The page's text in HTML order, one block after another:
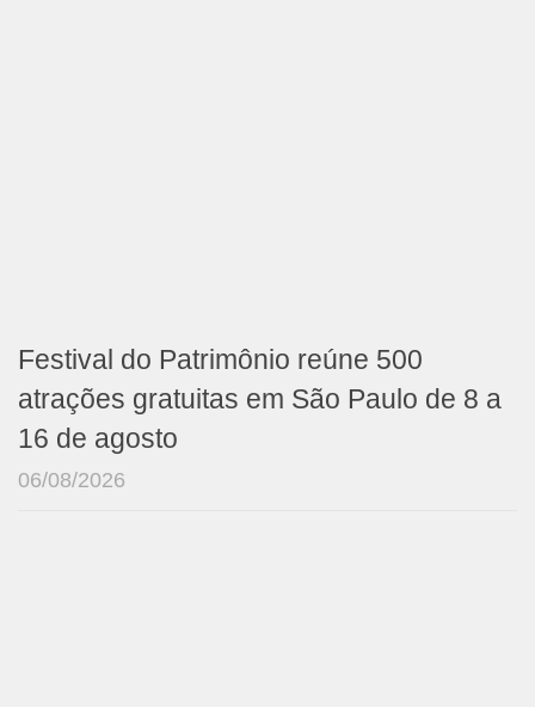
Festival do Patrimônio reúne 500
atrações gratuitas em São Paulo de 8 a
16 de agosto
06/08/2026